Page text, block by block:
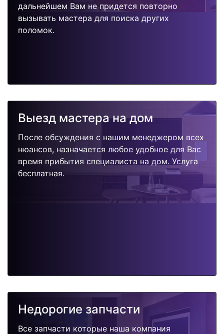
дальнейшем Вам не придется повторно
вызывать мастера для поиска других
поломок.
Выезд мастера на дом
После обсуждения с нашим менеджером всех
нюансов, назначается любое удобное для Вас
время прибытия специалиста на дом. Услуга
бесплатная.
Недорогие запчасти
Все запчасти которые наша компания